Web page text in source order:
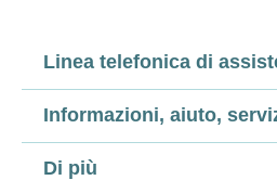
Linea telefonica di
Informazioni, aiuto,
Di più